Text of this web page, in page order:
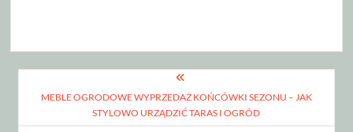
wpisu
MEBLE OGRODOWE WYPRZEDAŻ KOŃCÓWKI SEZONU – JAK
STYLOWO URZĄDZIĆ TARAS I OGRÓD